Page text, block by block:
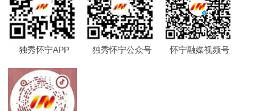
独秀怀宁APP 独秀怀宁公众号 怀宁融媒视频号